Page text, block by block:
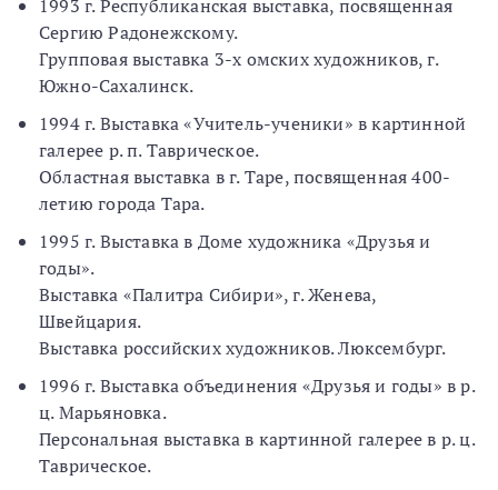
1993 г. Республиканская выставка, посвященная
Сергию Радонежскому.
Групповая выставка 3-х омских художников, г.
Южно-Сахалинск.
1994 г. Выставка «Учитель-ученики» в картинной
галерее р. п. Таврическое.
Областная выставка в г. Таре, посвященная 400-
летию города Тара.
1995 г. Выставка в Доме художника «Друзья и
годы».
Выставка «Палитра Сибири», г. Женева,
Швейцария.
Выставка российских художников. Люксембург.
1996 г. Выставка объединения «Друзья и годы» в р.
ц. Марьяновка.
Персональная выставка в картинной галерее в р. ц.
Таврическое.